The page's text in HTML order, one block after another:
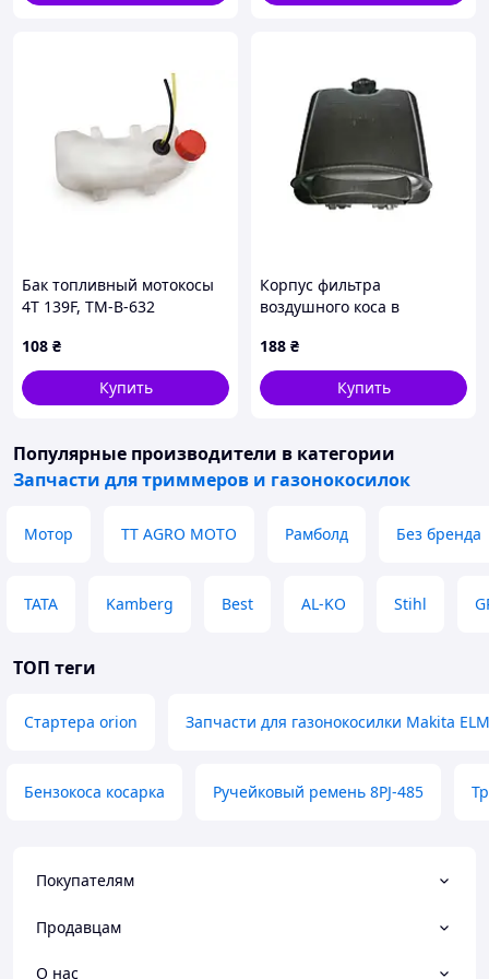
Бак топливный мотокосы
4T 139F, TM-B-632
108 ₴
Купить
Корпус фильтра
воздушного коса в
Китай
188 ₴
Купить
Популярные производители в категории
Запчасти для триммеров и газонокосилок
Мотор TT AGRO MOTO Рамболд Без бренда
TATA Kamberg Best AL-KO Stihl
ТОП теги
Стартера orion Запчасти для газонокосилки Makita
Бензокоса косарка Ручейковый ремень 8PJ-485
Покупателям
Продавцам
О нас